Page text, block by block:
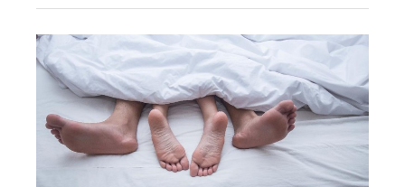
Kumpul
Kebo
di
RI,
Paling
Banyak